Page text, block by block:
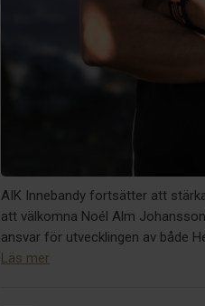
AIK Innebandy fortsätter att
att välkomna Noél Alm
ansvar för utvecklingen av både
Läs mer